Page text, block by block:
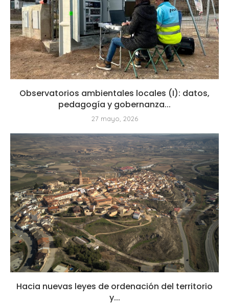
Observatorios ambientales locales (I): datos,
pedagogía y gobernanza...
27 mayo, 2026
Hacia nuevas leyes de ordenación del territorio
y...